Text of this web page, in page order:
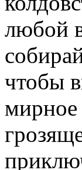
любой
чтобы
мирное